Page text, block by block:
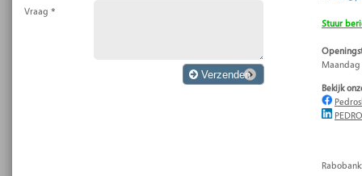
Vraag *
Verzenden
Stuur
Bekijk